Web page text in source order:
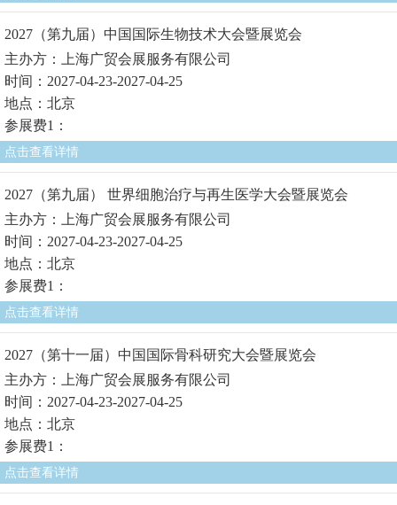
2027（第九届）中国国际生物技术大会暨展览会
主办方：上海广贸会展服务有限公司
时间：2027-04-23-2027-04-25
地点：北京
参展费1：
点击查看详情
2027（第九届） 世界细胞治疗与再生医学大会暨展览会
主办方：上海广贸会展服务有限公司
时间：2027-04-23-2027-04-25
地点：北京
参展费1：
点击查看详情
2027（第十一届）中国国际骨科研究大会暨展览会
主办方：上海广贸会展服务有限公司
时间：2027-04-23-2027-04-25
地点：北京
参展费1：
点击查看详情